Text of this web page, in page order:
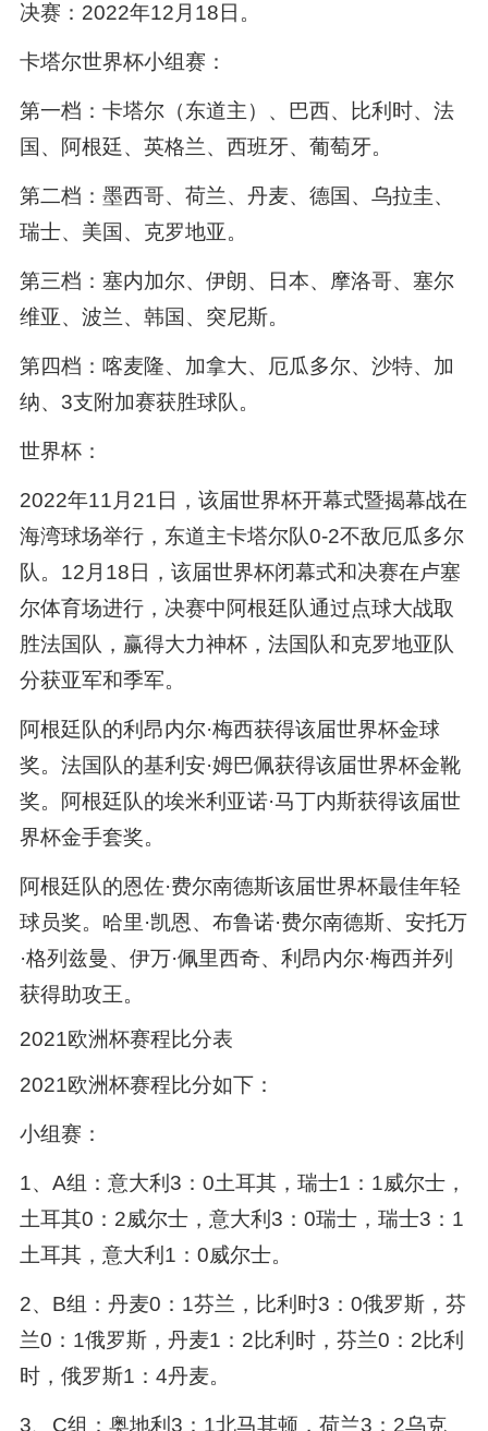
决赛：2022年12月18日。
卡塔尔世界杯小组赛：
第一档：卡塔尔（东道主）、巴西、比利时、法
国、阿根廷、英格兰、西班牙、葡萄牙。
第二档：墨西哥、荷兰、丹麦、德国、乌拉圭、
瑞士、美国、克罗地亚。
第三档：塞内加尔、伊朗、日本、摩洛哥、塞尔
维亚、波兰、韩国、突尼斯。
第四档：喀麦隆、加拿大、厄瓜多尔、沙特、加
纳、3支附加赛获胜球队。
世界杯：
2022年11月21日，该届世界杯开幕式暨揭幕战在
海湾球场举行，东道主卡塔尔队0-2不敌厄瓜多尔
队。12月18日，该届世界杯闭幕式和决赛在卢塞
尔体育场进行，决赛中阿根廷队通过点球大战取
胜法国队，赢得大力神杯，法国队和克罗地亚队
分获亚军和季军。
阿根廷队的利昂内尔·梅西获得该届世界杯金球
奖。法国队的基利安·姆巴佩获得该届世界杯金靴
奖。阿根廷队的埃米利亚诺·马丁内斯获得该届世
界杯金手套奖。
阿根廷队的恩佐·费尔南德斯该届世界杯最佳年轻
球员奖。哈里·凯恩、布鲁诺·费尔南德斯、安托万
·格列兹曼、伊万·佩里西奇、利昂内尔·梅西并列
获得助攻王。
2021欧洲杯赛程比分表
2021欧洲杯赛程比分如下：
小组赛：
1、A组：意大利3：0土耳其，瑞士1：1威尔士，
土耳其0：2威尔士，意大利3：0瑞士，瑞士3：1
土耳其，意大利1：0威尔士。
2、B组：丹麦0：1芬兰，比利时3：0俄罗斯，芬
兰0：1俄罗斯，丹麦1：2比利时，芬兰0：2比利
时，俄罗斯1：4丹麦。
3、C组：奥地利3：1北马其顿，荷兰3：2乌克